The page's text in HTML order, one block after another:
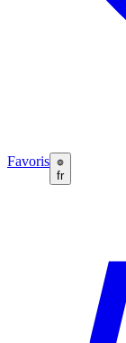
Favoris
fr